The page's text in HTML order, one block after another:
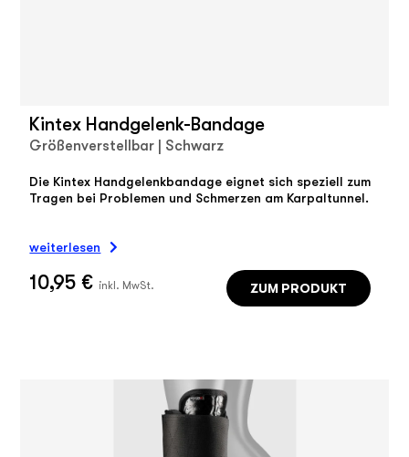
Kintex Handgelenk-Bandage
Größenverstellbar | Schwarz
Die Kintex Handgelenkbandage eignet sich speziell zum
Tragen bei Problemen und Schmerzen am Karpaltunnel.
weiterlesen
10,95 € inkl. MwSt. ZUM PRODUKT